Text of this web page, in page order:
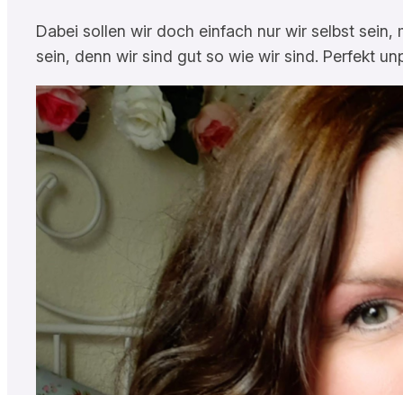
Dabei sollen wir doch einfach nur wir selbst sein,
sein, denn wir sind gut so wie wir sind. Perfekt